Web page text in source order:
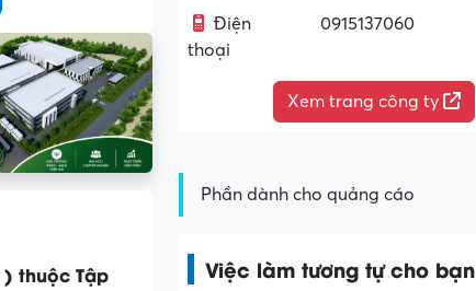
Điện
thoại
0915137060
Xem trang công ty
) thuộc Tập
Phần dành cho quảng cáo
Việc làm tương tự cho bạn